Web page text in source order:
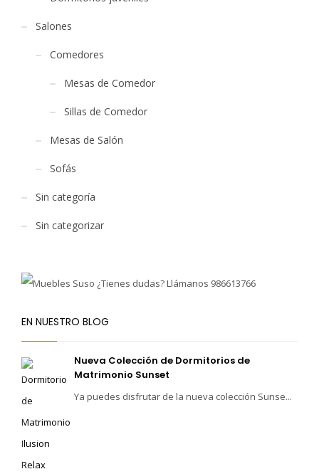
Salones
Comedores
Mesas de Comedor
Sillas de Comedor
Mesas de Salón
Sofás
Sin categoría
Sin categorizar
EN NUESTRO BLOG
Nueva Colección de Dormitorios de
Matrimonio Sunset
Ya puedes disfrutar de la nueva colección Sunse...